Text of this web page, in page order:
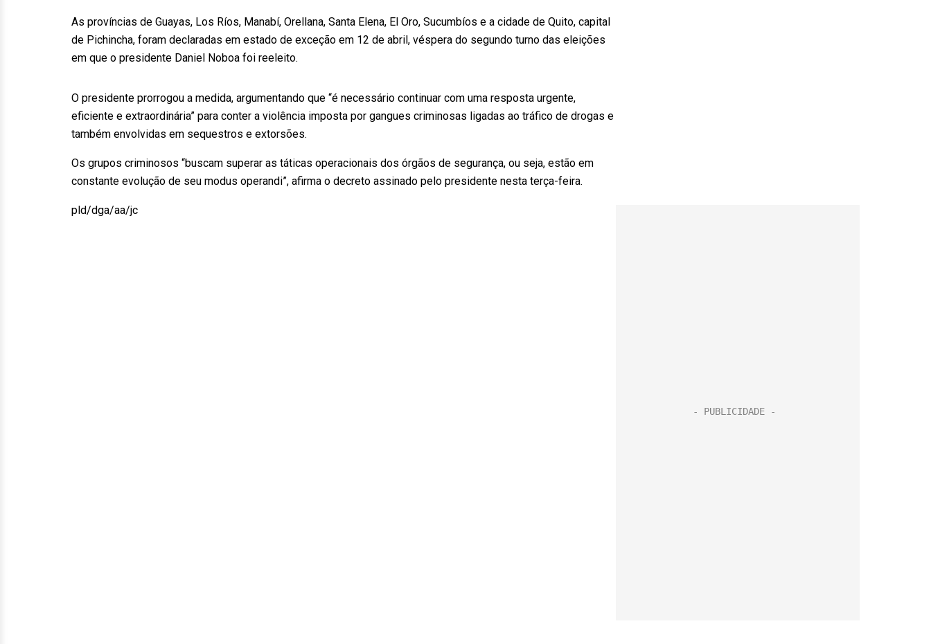
As províncias de Guayas, Los Ríos, Manabí, Orellana, Santa Elena, El Oro, Sucumbíos e a cidade de Quito, capital
de Pichincha, foram declaradas em estado de exceção em 12 de abril, véspera do segundo turno das eleições
em que o presidente Daniel Noboa foi reeleito.
O presidente prorrogou a medida, argumentando que “é necessário continuar com uma resposta urgente,
eficiente e extraordinária” para conter a violência imposta por gangues criminosas ligadas ao tráfico de drogas e
também envolvidas em sequestros e extorsões.
Os grupos criminosos “buscam superar as táticas operacionais dos órgãos de segurança, ou seja, estão em
constante evolução de seu modus operandi”, afirma o decreto assinado pelo presidente nesta terça-feira.
pld/dga/aa/jc